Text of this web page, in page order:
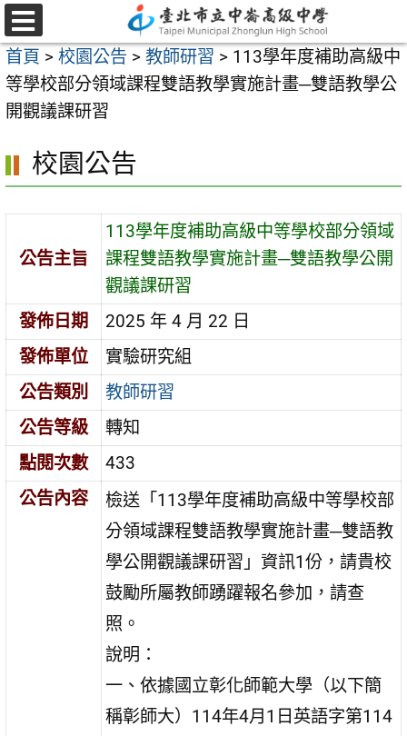
跳
至
主
要
內
區
選
單
首頁 > 校園公告 > 教師研習 > 113學年度補助高級中
等學校部分領域課程雙語教學實施計畫─雙語教學公
開觀議課研習
校園公告
公告主旨
113學年度補助高級中等學校部分領域
課程雙語教學實施計畫─雙語教學公開
觀議課研習
發佈日期
2025 年 4 月 22 日
發佈單位
實驗研究組
公告類別
教師研習
公告等級
轉知
點閱次數
433
公告內容
檢送「113學年度補助高級中等學校部
分領域課程雙語教學實施計畫─雙語教
學公開觀議課研習」資訊1份，請貴校
鼓勵所屬教師踴躍報名參加，請查
照。
說明：
一、依據國立彰化師範大學（以下簡
稱彰師大）114年4月1日英語字第114